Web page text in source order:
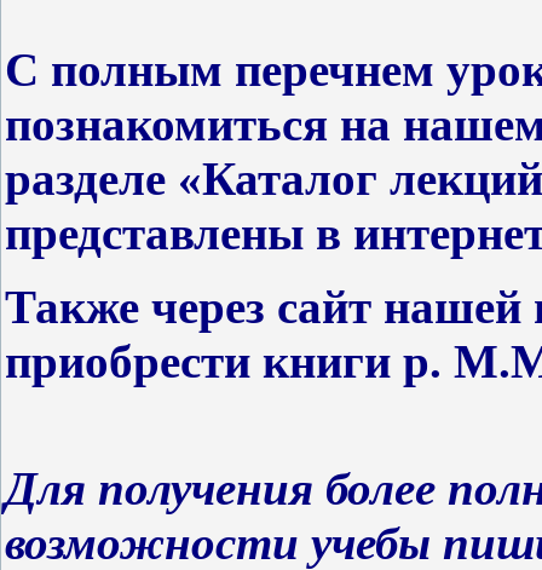
С полным перечнем
познакомиться на
разделе «Каталог
представлены в
Также через сайт
приобрести книги р.
Для получения более
возможности учебы